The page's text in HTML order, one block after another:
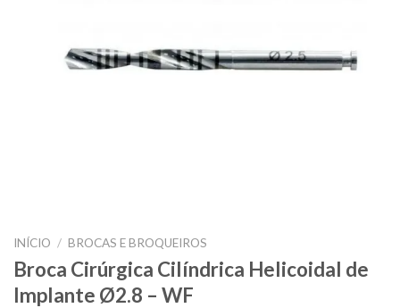
INÍCIO / BROCAS E BROQUEIROS
Broca Cirúrgica Cilíndrica Helicoidal de
Implante Ø2.8 – WF